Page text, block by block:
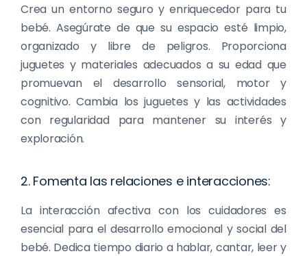
Crea un entorno seguro y enriquecedor para tu
bebé. Asegúrate de que su espacio esté limpio,
organizado y libre de peligros. Proporciona
juguetes y materiales adecuados a su edad que
promuevan el desarrollo sensorial, motor y
cognitivo. Cambia los juguetes y las actividades
con regularidad para mantener su interés y
exploración.
2. Fomenta las relaciones e interacciones:
La interacción afectiva con los cuidadores es
esencial para el desarrollo emocional y social del
bebé. Dedica tiempo diario a hablar, cantar, leer y